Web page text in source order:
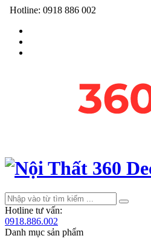
Hotline: 0918 886 002
Hotline tư vấn:
0918.886.002
Danh mục sản phẩm